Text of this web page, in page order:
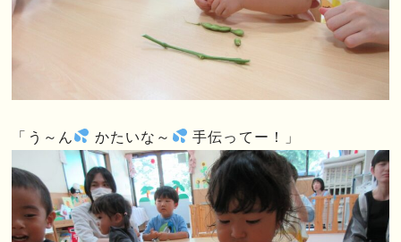
「う～ん かたいな～ 手伝ってー！」